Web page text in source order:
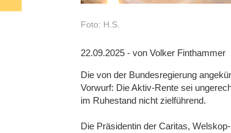
Foto: H.S.
22.09.2025 - von Volker Finthammer
Die von der Bundesregierung
Vorwurf: Die Aktiv-Rente sei
im Ruhestand nicht zielführend.
Die Präsidentin der Caritas,